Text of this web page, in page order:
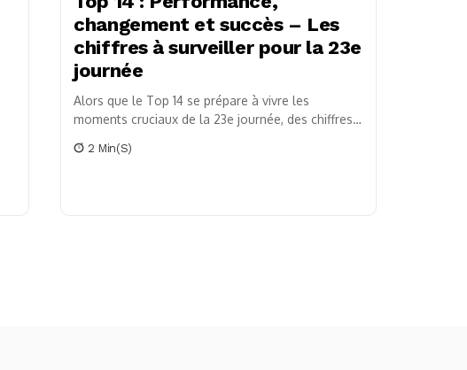
changement et succès – Les
chiffres à surveiller pour la 23e
journée
Alors que le Top 14 se prépare à vivre les
moments cruciaux de la 23e journée, des chiffres
2 Min(s)